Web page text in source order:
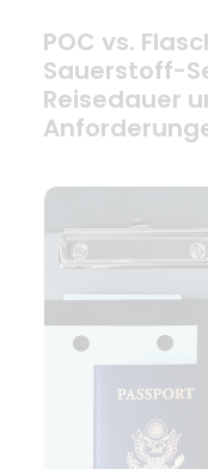
POC vs.
Sauerstoff-
Reisedauer